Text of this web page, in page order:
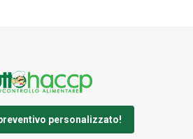
personalizzato!